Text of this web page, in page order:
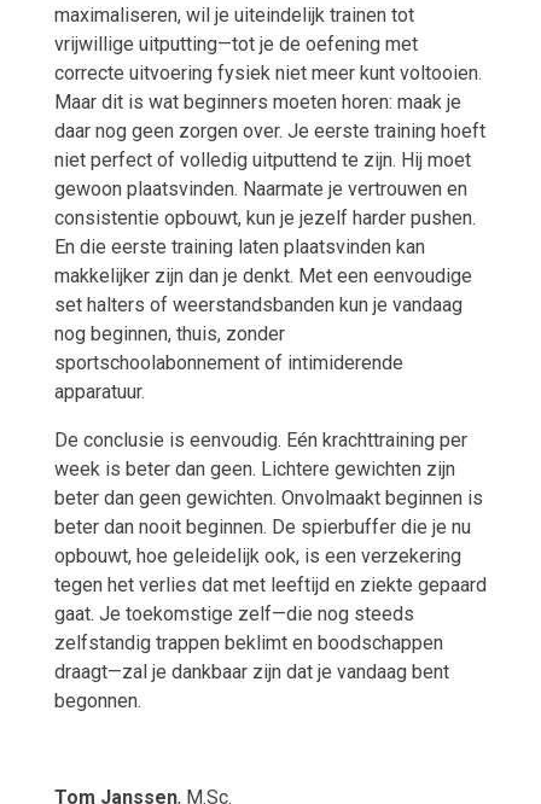
maximaliseren, wil je uiteindelijk trainen tot
vrijwillige uitputting—tot je de oefening met
correcte uitvoering fysiek niet meer kunt voltooien.
Maar dit is wat beginners moeten horen: maak je
daar nog geen zorgen over. Je eerste training hoeft
niet perfect of volledig uitputtend te zijn. Hij moet
gewoon plaatsvinden. Naarmate je vertrouwen en
consistentie opbouwt, kun je jezelf harder pushen.
En die eerste training laten plaatsvinden kan
makkelijker zijn dan je denkt. Met een eenvoudige
set halters of weerstandsbanden kun je vandaag
nog beginnen, thuis, zonder
sportschoolabonnement of intimiderende
apparatuur.
De conclusie is eenvoudig. Eén krachttraining per
week is beter dan geen. Lichtere gewichten zijn
beter dan geen gewichten. Onvolmaakt beginnen is
beter dan nooit beginnen. De spierbuffer die je nu
opbouwt, hoe geleidelijk ook, is een verzekering
tegen het verlies dat met leeftijd en ziekte gepaard
gaat. Je toekomstige zelf—die nog steeds
zelfstandig trappen beklimt en boodschappen
draagt—zal je dankbaar zijn dat je vandaag bent
begonnen.
Tom Janssen, M.Sc.